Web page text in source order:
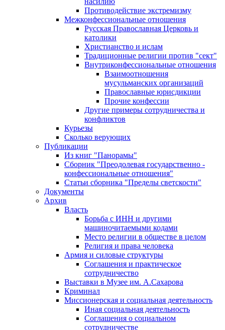
Противодействие экстремизму
Межконфессиональные отношения
Русская Православная Церковь и
католики
Христианство и ислам
Традиционные религии против "сект"
Внутриконфессиональные отношения
Взаимоотношения
мусульманских организаций
Православные юрисдикции
Прочие конфессии
Другие примеры сотрудничества и
конфликтов
Курьезы
Сколько верующих
Публикации
Из книг "Панорамы"
Сборник "Преодолевая государственно -
конфессиональные отношения"
Статьи сборника "Пределы светскости"
Документы
Архив
Власть
Борьба с ИНН и другими
машиночитаемыми кодами
Место религии в обществе в целом
Религия и права человека
Армия и силовые структуры
Соглашения и практическое
сотрудничество
Выставки в Музее им. А.Сахарова
Криминал
Миссионерская и социальная деятельность
Иная социальная деятельность
Соглашения о социальном
сотрудничестве